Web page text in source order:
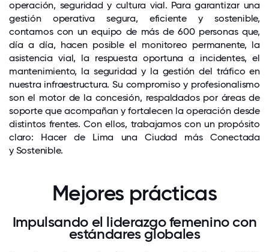
operación, seguridad y cultura vial. Para garantizar una
gestión operativa segura, eficiente y sostenible,
contamos con un equipo de más de 600 personas que,
día a día, hacen posible el monitoreo permanente, la
asistencia vial, la respuesta oportuna a incidentes, el
mantenimiento, la seguridad y la gestión del tráfico en
nuestra infraestructura. Su compromiso y profesionalismo
son el motor de la concesión, respaldados por áreas de
soporte que acompañan y fortalecen la operación desde
distintos frentes. Con ellos, trabajamos con un propósito
claro: Hacer de Lima una Ciudad más Conectada
y Sostenible.
Mejores prácticas
Impulsando el liderazgo femenino con
estándares globales